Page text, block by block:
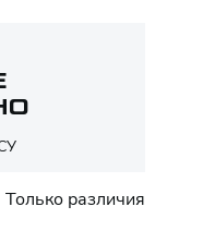
Только различия